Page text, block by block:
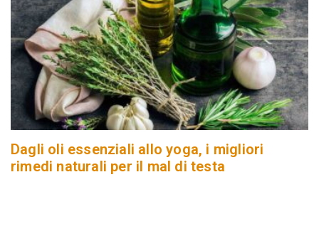
Dagli oli essenziali allo yoga, i migliori
rimedi naturali per il mal di testa